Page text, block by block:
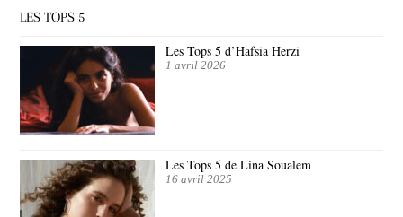
LES TOPS 5
Les Tops 5 d’Hafsia Herzi
1 avril 2026
Les Tops 5 de Lina Soualem
16 avril 2025